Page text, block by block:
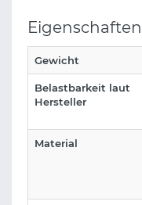
Eigenschaften
Gewicht
Belastbarkeit laut
Hersteller
Material